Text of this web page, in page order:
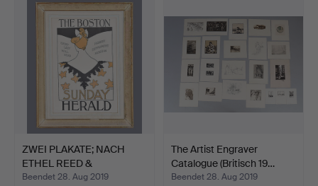
ZWEI PLAKATE; NACH
ETHEL REED &
TOULOUSE-L…
Beendet 28. Aug 2019
The Artist Engraver
Catalogue (Britisch 19…
Beendet 28. Aug 2019